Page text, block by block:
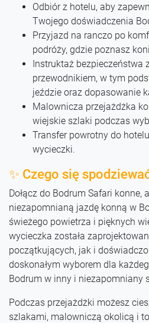
Odbiór z hotelu, aby
Twojego doświadczenia
Przyjazd na ranczo po
podróży, gdzie poznasz
Instruktaż bezpieczeństwa
przewodnikiem, w tym
jeździe oraz dopasowanie
Malownicza przejażdżka
wiejskie szlaki podczas
Transfer powrotny do
wycieczki.
✨ Czego się
Dołącz do Bodrum Safari konne,
niezapomnianą jazdę konną w
świeżego powietrza i pięknych
wycieczka została
początkujących, jak i
doskonałym wyborem dla
Bodrum w inny i niezapomniany
Podczas przejażdżki możesz
szlakami, malowniczą okolicą i